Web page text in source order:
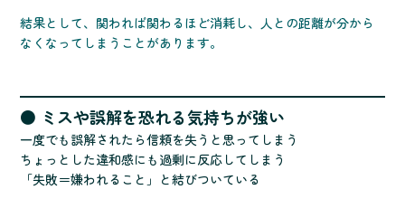
結果として、関われば関わるほど消耗し、人との距離が分から
なくなってしまうことがあります。
● ミスや誤解を恐れる気持ちが強い
一度でも誤解されたら信頼を失うと思ってしまう
ちょっとした違和感にも過剰に反応してしまう
「失敗＝嫌われること」と結びついている